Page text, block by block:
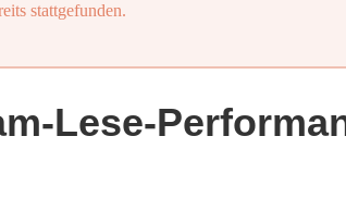
stattgefunden.
Lese-